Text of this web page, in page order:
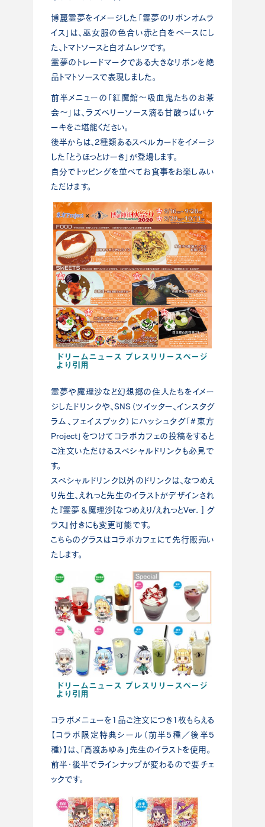
博麗霊夢をイメージした「霊夢のリボンオムラ
イス」は、巫女服の色合い赤と白をベースにし
た、トマトソースと白オムレツです。
霊夢のトレードマークである大きなリボンを絶
品トマトソースで表現しました。
前半メニューの「紅魔館～吸血鬼たちのお茶
会～」は、ラズベリーソース滴る甘酸っぱいケ
ーキをご堪能ください。
後半からは、2種類あるスペルカードをイメージ
した「とうほっとけーき」が登場します。
自分でトッピングを並べてお食事をお楽しみい
ただけます。
ドリームニュース プレスリリースページ
より引用
霊夢や魔理沙など幻想郷の住人たちをイメー
ジしたドリンクや、SNS（ツイッター、インスタグ
ラム、フェイスブック）にハッシュタグ「#東方
Project」をつけてコラボカフェの投稿をすると
ご注文いただけるスペシャルドリンクも必見で
す。
スペシャルドリンク以外のドリンクは、なつめえ
り先生、えれっと先生のイラストがデザインされ
た『霊夢＆魔理沙[なつめえり/えれっとVer. ] グ
ラス』付きにも変更可能です。
こちらのグラスはコラボカフェにて先行販売い
たします。
ドリームニュース プレスリリースページ
より引用
コラボメニューを1品ご注文につき1枚もらえる
【コラボ限定特典シール（前半5種／後半5
種）】は、「高渡あゆみ」先生のイラストを使用。
前半・後半でラインナップが変わるので要チェ
ックです。